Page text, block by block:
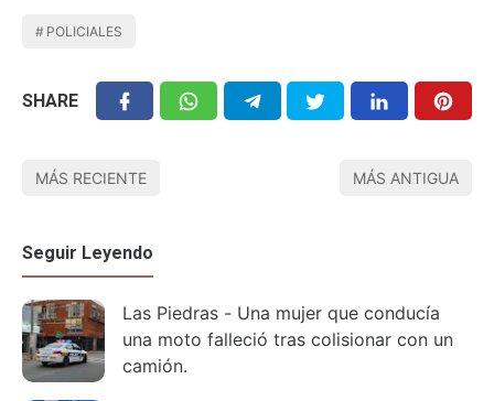
POLICIALES
SHARE
MÁS RECIENTE MÁS ANTIGUA
Seguir Leyendo
Las Piedras - Una mujer que conducía
una moto falleció tras colisionar con un
camión.